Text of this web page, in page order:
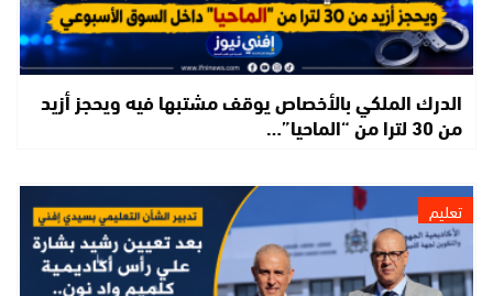
الدرك الملكي بالأخصاص يوقف مشتبها فيه ويحجز أزيد
من 30 لترا من “الماحيا”…
تعليم